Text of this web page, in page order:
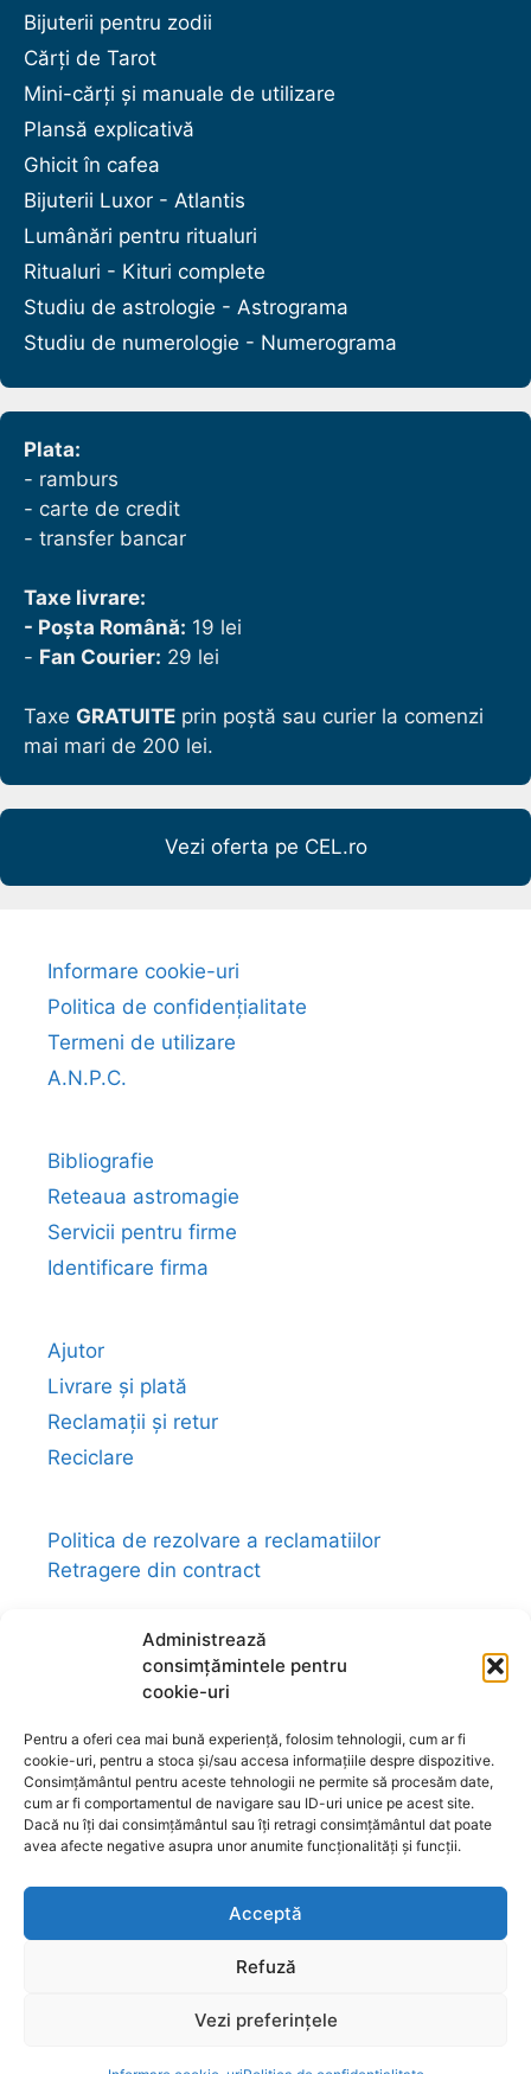
Administrează
consimțămintele pentru
cookie-uri
Pentru a oferi cea mai bună experiență, folosim tehnologii, cum ar fi
cookie-uri, pentru a stoca și/sau accesa informațiile despre dispozitive.
Consimțământul pentru aceste tehnologii ne permite să procesăm date,
cum ar fi comportamentul de navigare sau ID-uri unice pe acest site.
Dacă nu îți dai consimțământul sau îți retragi consimțământul dat poate
avea afecte negative asupra unor anumite funcționalități și funcții.
Acceptă
Refuză
Vezi preferințele
Bijuterii pentru zodii
Cărți de Tarot
Mini-cărți și manuale de utilizare
Plansă explicativă
Ghicit în cafea
Bijuterii Luxor - Atlantis
Lumânări pentru ritualuri
Ritualuri - Kituri complete
Studiu de astrologie - Astrograma
Studiu de numerologie - Numerograma
Plata:
- ramburs
- carte de credit
- transfer bancar
Taxe livrare:
- Poșta Română: 19 lei
- Fan Courier: 29 lei
Taxe GRATUITE prin poștă sau curier la comenzi
mai mari de 200 lei.
Vezi oferta pe CEL.ro
Informare cookie-uri
Politica de confidențialitate
Termeni de utilizare
A.N.P.C.
Bibliografie
Reteaua astromagie
Servicii pentru firme
Identificare firma
Ajutor
Livrare și plată
Reclamații și retur
Reciclare
Politica de rezolvare a reclamatiilor
Retragere din contract
Link-uri utile:magazin-fengshui.ro
bijuteriilor.com-talismane-amulete.com-
ezo-shop.com-universultarotului.com-
universul-aromelor.ro- www.fengshui-
market.ro-www.astrotarot.ro -
www.astromagie.com
Cheia Genelor Brasov-Profilul hologenetic
din România
0,00lei